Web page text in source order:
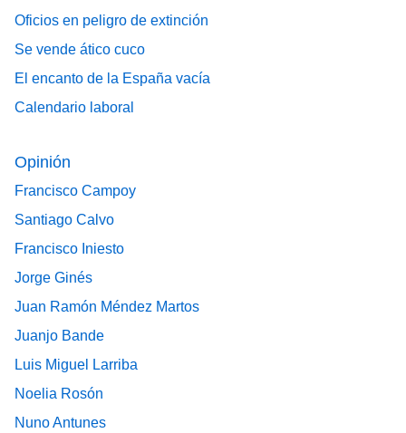
Oficios en peligro de extinción
Se vende ático cuco
El encanto de la España vacía
Calendario laboral
Opinión
Francisco Campoy
Santiago Calvo
Francisco Iniesto
Jorge Ginés
Juan Ramón Méndez Martos
Juanjo Bande
Luis Miguel Larriba
Noelia Rosón
Nuno Antunes